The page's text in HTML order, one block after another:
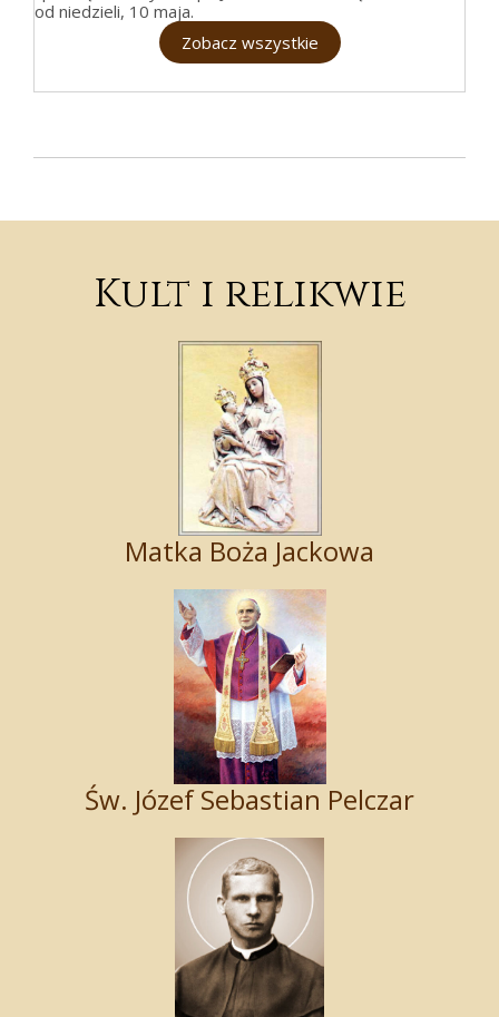
od niedzieli, 10 maja.
Zobacz wszystkie
Kult i relikwie
Matka Boża Jackowa
Św. Józef Sebastian Pelczar